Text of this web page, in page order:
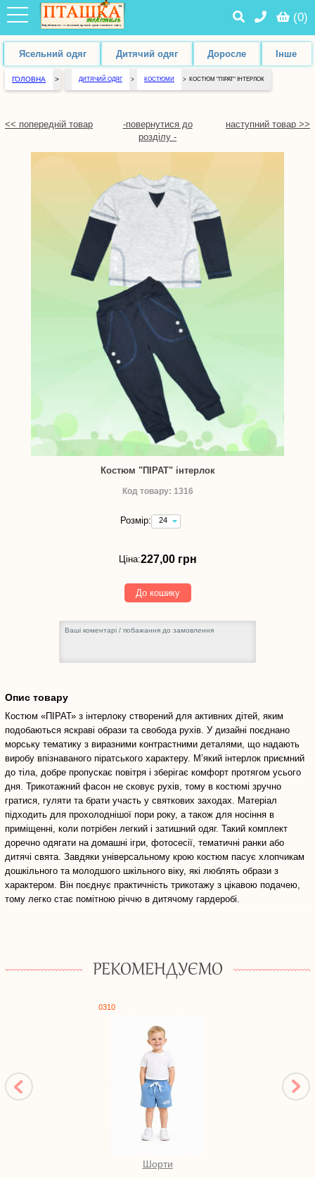
(0)
Ясельний одяг Дитячий одяг Доросле Інше
ГОЛОВНА > ДИТЯЧИЙ ОДЯГ > КОСТЮМИ > КОСТЮМ "ПІРАТ" ІНТЕРЛОК
<< попередній товар
-повернутися до
розділу -
наступний товар >>
Костюм "ПІРАТ" інтерлок
Код товару: 1316
Розмір:
24
(зріст
-
грн
Ціна:227,00 грн
До кошику
Опис товару
Костюм «ПІРАТ» з інтерлоку створений для активних дітей, яким
подобаються яскраві образи та свобода рухів. У дизайні поєднано
морську тематику з виразними контрастними деталями, що надають
виробу впізнаваного піратського характеру. М’який інтерлок приємний
до тіла, добре пропускає повітря і зберігає комфорт протягом усього
дня. Трикотажний фасон не сковує рухів, тому в костюмі зручно
гратися, гуляти та брати участь у святкових заходах. Матеріал
підходить для прохолоднішої пори року, а також для носіння в
приміщенні, коли потрібен легкий і затишний одяг. Такий комплект
доречно одягати на домашні ігри, фотосесії, тематичні ранки або
дитячі свята. Завдяки універсальному крою костюм пасує хлопчикам
дошкільного та молодшого шкільного віку, які люблять образи з
характером. Він поєднує практичність трикотажу з цікавою подачею,
тому легко стає помітною річчю в дитячому гардеробі.
РЕКОМЕНДУЄМО
0310
Шорти